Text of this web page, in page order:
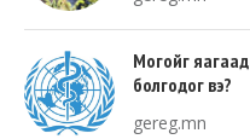
Могойг
болгодог вэ?
gereg.mn